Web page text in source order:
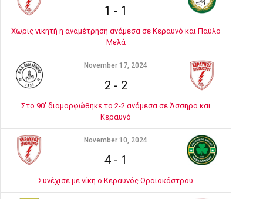
1 - 1
Χωρίς νικητή η αναμέτρηση ανάμεσα σε Κεραυνό και Παύλο
Μελά
November 17, 2024
2 - 2
Στο 90' διαμορφώθηκε το 2-2 ανάμεσα σε Άσσηρο και
Κεραυνό
November 10, 2024
4- 1
Συνέχισε με νίκη ο Κεραυνός Ωραιοκάστρου